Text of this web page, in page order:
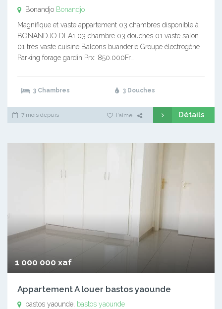
Bonandjo Bonandjo
Magnifique et vaste appartement 03 chambres disponible à
BONANDJO DLA1 03 chambre 03 douches 01 vaste salon
01 très vaste cuisine Balcons buanderie Groupe électrogène
Parking forage gardin Prx: 850.000Fr…
3 Chambres 3 Douches
7 mois depuis J'aime Détails
1 000 000 xaf
Appartement A louer bastos yaounde
bastos yaounde, bastos yaounde